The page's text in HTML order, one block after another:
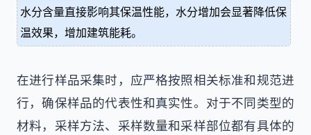
水分含量直接影响其保温性能，水分增加会显著降低保
温效果，增加建筑能耗。
在进行样品采集时，应严格按照相关标准和规范进
行，确保样品的代表性和真实性。对于不同类型的
材料，采样方法、采样数量和采样部位都有具体的